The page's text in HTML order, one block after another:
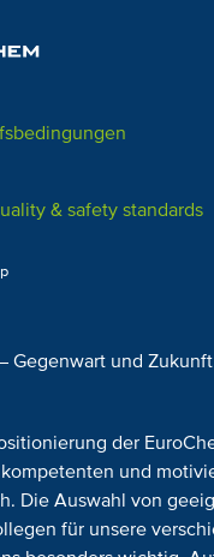
& safety standards
Gegenwart und
der
und
Die Auswahl von
für unsere